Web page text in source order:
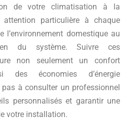
de votre climatisation à la
particulière à chaque
l’environnement domestique au
du système. Suivre ces
non seulement un confort
des économies d’énergie
pas à consulter un professionnel
personnalisés et garantir une
votre installation.